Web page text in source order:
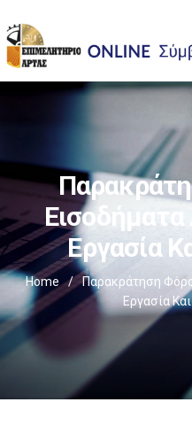
Εργασία
Home /
Παρακράτηση
Εργασία